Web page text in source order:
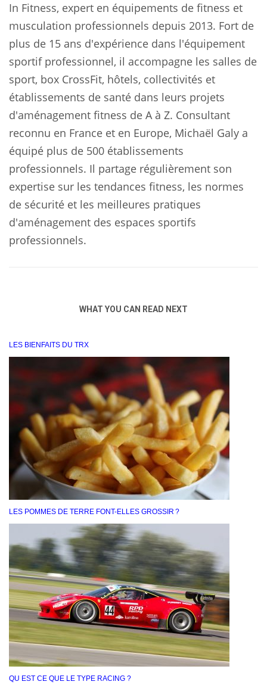
In Fitness, expert en équipements de fitness et
musculation professionnels depuis 2013. Fort de
plus de 15 ans d'expérience dans l'équipement
sportif professionnel, il accompagne les salles de
sport, box CrossFit, hôtels, collectivités et
établissements de santé dans leurs projets
d'aménagement fitness de A à Z. Consultant
reconnu en France et en Europe, Michaël Galy a
équipé plus de 500 établissements
professionnels. Il partage régulièrement son
expertise sur les tendances fitness, les normes
de sécurité et les meilleures pratiques
d'aménagement des espaces sportifs
professionnels.
WHAT YOU CAN READ NEXT
LES BIENFAITS DU TRX
LES POMMES DE TERRE FONT-ELLES GROSSIR ?
QU EST CE QUE LE TYPE RACING ?